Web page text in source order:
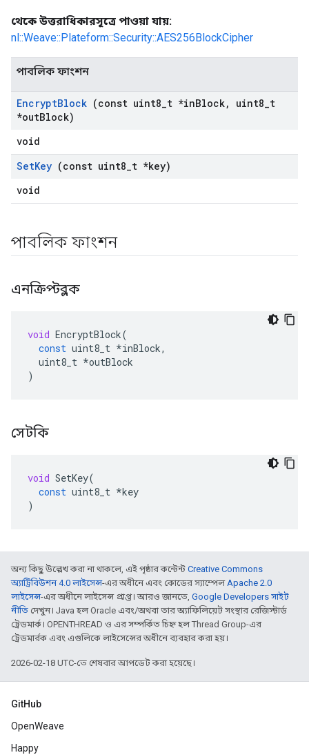
থেকে উত্তরাধিকারসূত্রে পাওয়া যায়:
nl::Weave::Plateform::Security::AES256BlockCipher
পাবলিক ফাংশন
EncryptBlock (const uint8 t *inBlock, uint8 t
*outBlock)
void
SetKey (const uint8 t *key)
void
পাবলিক ফাংশন
এনক্রিপ্টব্লক
void EncryptBlock(
const uint8_t *inBlock,
uint8_t *outBlock
)
সেটকি
void SetKey(
const uint8_t *key
)
অন্য কিছু উল্লেখ করা না থাকলে, এই পৃষ্ঠার কন্টেন্ট Creative Commons
অ্যাট্রিবিউশন 4.0 লাইসেন্স-এর অধীনে এবং কোডের স্যাম্পেলApache 2.0
লাইসেন্স-এর অধীনে লাইসেন্স প্রাপ্ত। আরও জানতে, Google Developers সাইট
নীতি দেখুন। Java হল Oracle এবং/অথবা তার অ্যাফিলিয়েট সংস্থার রেজিস্টার্ড
ট্রেডমার্ক। OPENTHREAD ও এর সম্পর্কিত চিহ্ন হল Thread Group-এর
ট্রেডমার্রক এবং এগুলিকে লাইসেন্সের অধীনে ব্যবহার করা হয়।
2026-02-18 UTC-তে শেষবার আপডেট করা হয়েছে।
GitHub
OpenWeave
Happy